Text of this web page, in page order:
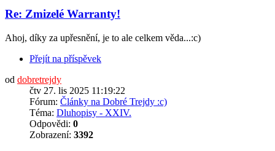
Re: Zmizelé Warranty!
Ahoj, díky za upřesnění, je to ale celkem věda...:c)
Přejít na příspěvek
od dobretrejdy
čtv 27. lis 2025 11:19:22
Fórum: Články na Dobré Trejdy :c)
Téma: Dluhopisy - XXIV.
Odpovědi: 0
Zobrazení: 3392